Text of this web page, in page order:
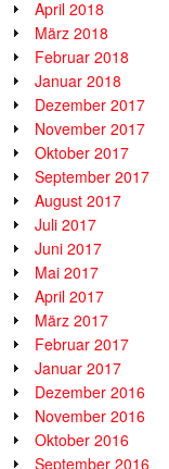
April 2018
März 2018
Februar 2018
Januar 2018
Dezember 2017
November 2017
Oktober 2017
September 2017
August 2017
Juli 2017
Juni 2017
Mai 2017
April 2017
März 2017
Februar 2017
Januar 2017
Dezember 2016
November 2016
Oktober 2016
September 2016